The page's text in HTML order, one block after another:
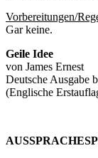
Vorbereitungen/
Gar keine.
Geile Idee
von James Ernest
Deutsche Ausgabe
(Englische